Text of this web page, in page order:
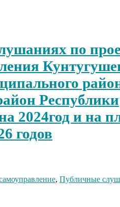
по
Республики
2024год и на
годов
, Публичные